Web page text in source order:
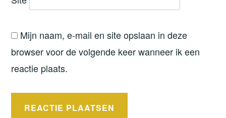
Mijn naam, e-mail en site opslaan in deze
browser voor de volgende keer wanneer ik een
reactie plaats.